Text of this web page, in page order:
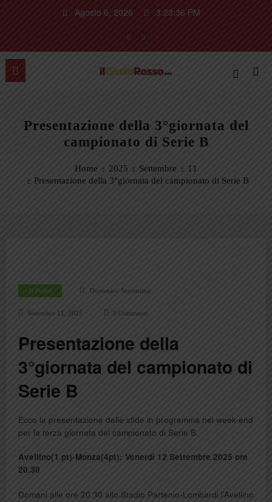
Agosto 6, 2026 3:23:37 PM
Presentazione della 3°giornata del
campionato di Serie B
Home 2025 Settembre
11
Presentazione della 3°giornata del campionato di Serie B
Il Punto Domenico Sorrentino
Settembre 11, 2025 0 Commenti
Presentazione della
3°giornata del campionato di
Serie B
Ecco la presentazione delle sfide in programma nel week-end
per la terza giornata del campionato di Serie B.
Avellino(1 pt)-Monza(4pt): Venerdì 12 Settembre 2025 ore
20.30
Domani alle ore 20.30 allo Stadio Partenio-Lombardi l’Avellino